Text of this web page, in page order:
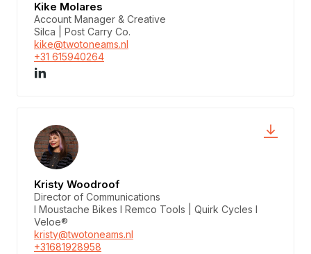
Kike Molares
Account Manager & Creative
Silca | Post Carry Co.
kike@twotoneams.nl
+31 615940264
Kristy Woodroof
Director of Communications
I Moustache Bikes I Remco Tools | Quirk Cycles I
Veloe®
kristy@twotoneams.nl
+31681928958